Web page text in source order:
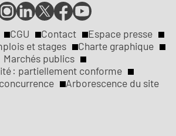
ville
Rouen
Compte
LinkedIn
de
la
ville
de
Rouen
Compte
X
de
la
ville
de
Rouen
Page
Facebook
de
la
ville
de
Rouen
Page
YouTube
de
la
ville
de
Rouen
CGU Contact
Espace presse
et stages
Charte graphique
Marchés publics
: partiellement conforme
Arborescence du site